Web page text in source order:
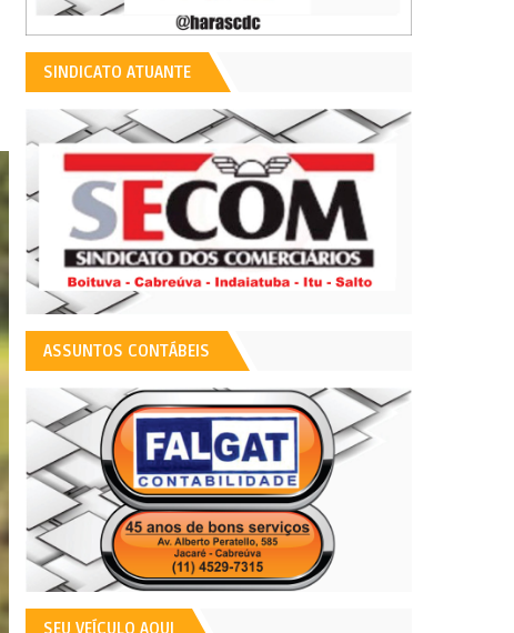
SINDICATO ATUANTE
ASSUNTOS CONTÁBEIS
SEU VEÍCULO AQUI